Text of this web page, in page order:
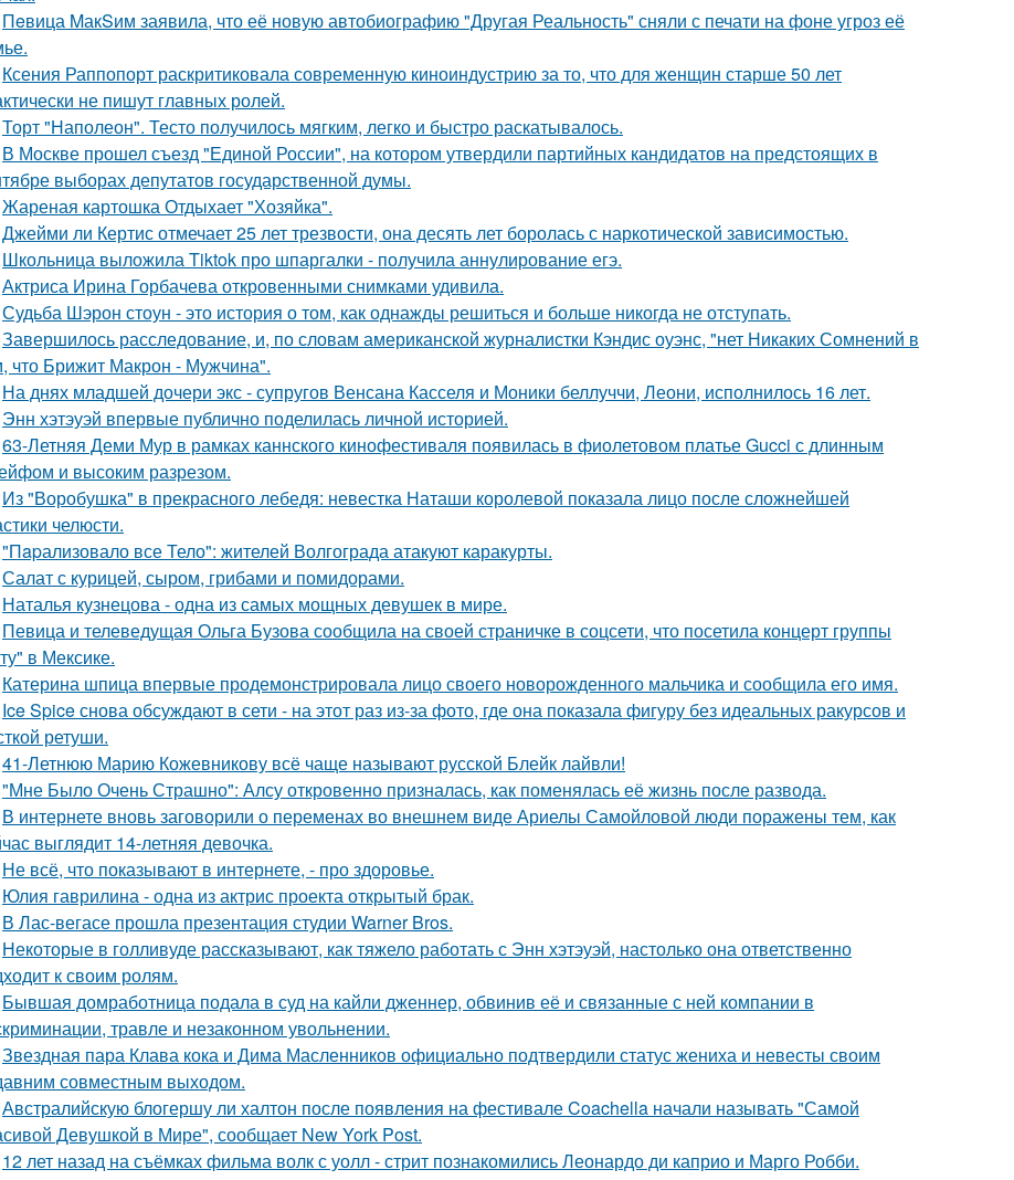
Пeвица MакSим заявила, что её новую автобиографию "Другая Реальность" сняли с печати на фоне угроз её
Ксения Раппопорт раскритиковала современную киноиндустрию за то, что для женщин старше 50 лет
не пишут главных ролей.
Торт "Наполеон". Тесто получилось мягким, легко и быстро раскатывалось.
В Москве прошел съезд "Единой России", на котором утвердили партийных кандидатов на предстоящих в
выборах депутатов государственной думы.
Жареная картошка Отдыхает "Хозяйка".
Джейми ли Кертис отмечает 25 лет трезвости, она десять лет боролась с наркотической зависимостью.
Школьница выложила Tiktok про шпаргалки - получила аннулирование егэ.
Актриса Ирина Горбачева откровенными снимками удивила.
Судьба Шэрон стоун - это история о том, как однажды решиться и больше никогда не отступать.
Завершилось расследование, и, по словам американской журналистки Кэндис оуэнс, "нет Никаких Сомнений в
что Брижит Макрон - Мужчина".
На днях младшей дочери экс - супругов Венсана Касселя и Моники беллуччи, Леони, исполнилось 16 лет.
Энн хэтэуэй впервые публично поделилась личной историей.
63-Летняя Деми Мур в рамках каннского кинофестиваля появилась в фиолетовом платье Gucci с длинным
и высоким разрезом.
Из "Воробушка" в прекрасного лебедя: невестка Наташи королевой показала лицо после сложнейшей
челюсти.
"Пapализовало все Тело": жителей Волгограда атакуют каракурты.
Салат с курицей, сыром, грибами и помидорами.
Наталья кузнецова - одна из самых мощных девушек в мире.
Певица и телеведущая Ольга Бузова сообщила на своей страничке в соцсети, что посетила концерт группы
в Мексике.
Катерина шпица впервые продемонстрировала лицо своего новорожденного мальчика и сообщила его имя.
Ice Spice снова обсуждают в сети - на этот раз из-за фото, где она показала фигуру без идеальных ракурсов и
ретуши.
41-Летнюю Марию Кожевникову всё чаще называют русской Блейк лайвли!
"Мне Было Очень Страшно": Алсу откровенно призналась, как поменялась её жизнь после развода.
В интернете вновь заговорили о переменах во внешнем виде Ариелы Самойловой люди поражены тем, как
выглядит 14-летняя девочка.
Не всё, что показывают в интернете, - про здоровье.
Юлия гаврилина - одна из актрис проекта открытый брак.
В Лас-вегасе прошла презентация студии Warner Bros.
Некоторые в голливуде рассказывают, как тяжело работать с Энн хэтэуэй, настолько она ответственно
к своим ролям.
Бывшая домработница подала в суд на кайли дженнер, обвинив её и связанные с ней компании в
травле и незаконном увольнении.
Звездная пара Клава кока и Дима Масленников официально подтвердили статус жениха и невесты своим
совместным выходом.
Австралийскую блогершу ли халтон после появления на фестивале Coachella начали называть "Самой
Девушкой в Мире", сообщает New York Post.
12 лет назад на съёмках фильма волк с уолл - стрит познакомились Леонардо ди каприо и Марго Робби.